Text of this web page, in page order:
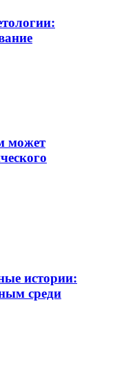
может
истории:
среди